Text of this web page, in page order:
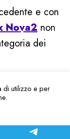
e con
Nova2 non
dei
più piccolo
di utilizzo e per